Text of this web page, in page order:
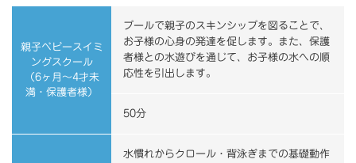
親子ベビースイミ
ングスクール
（6ヶ月～4才未
満・保護者様）
プールで親子のスキンシップを図ることで、
お子様の心身の発達を促します。また、保護
者様との水遊びを通じて、お子様の水への順
応性を引出します。
50分
水慣れからクロール・背泳ぎまでの基礎動作